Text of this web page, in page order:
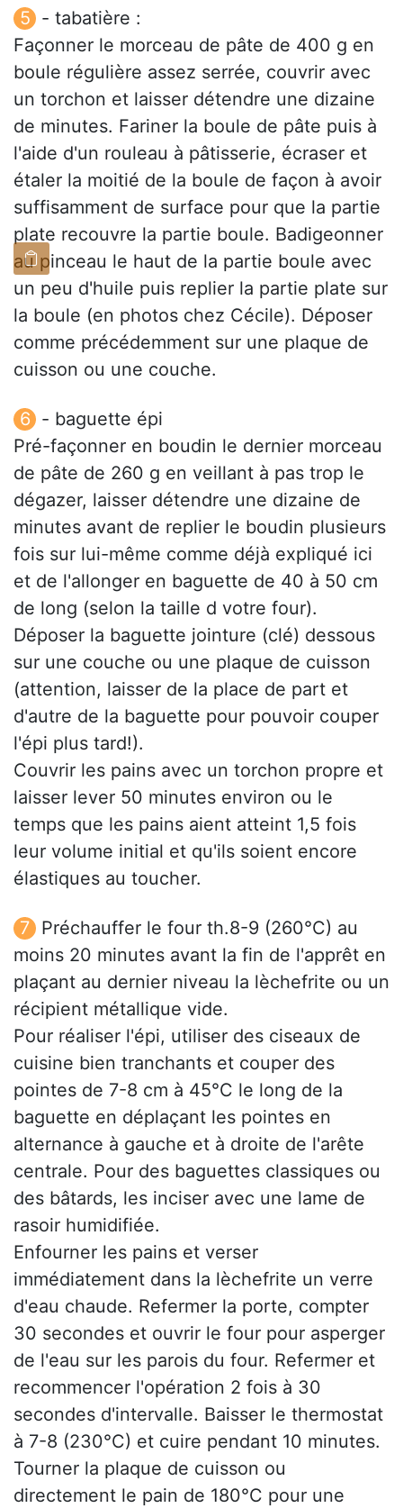
- tabatière :
Façonner le morceau de pâte de 400 g en
boule régulière assez serrée, couvrir avec
un torchon et laisser détendre une dizaine
de minutes. Fariner la boule de pâte puis à
l'aide d'un rouleau à pâtisserie, écraser et
étaler la moitié de la boule de façon à avoir
suffisamment de surface pour que la partie
plate recouvre la partie boule. Badigeonner
au pinceau le haut de la partie boule avec
un peu d'huile puis replier la partie plate sur
la boule (en photos chez Cécile). Déposer
comme précédemment sur une plaque de
cuisson ou une couche.
- baguette épi
Pré-façonner en boudin le dernier morceau
de pâte de 260 g en veillant à pas trop le
dégazer, laisser détendre une dizaine de
minutes avant de replier le boudin plusieurs
fois sur lui-même comme déjà expliqué ici
et de l'allonger en baguette de 40 à 50 cm
de long (selon la taille d votre four).
Déposer la baguette jointure (clé) dessous
sur une couche ou une plaque de cuisson
(attention, laisser de la place de part et
d'autre de la baguette pour pouvoir couper
l'épi plus tard!).
Couvrir les pains avec un torchon propre et
laisser lever 50 minutes environ ou le
temps que les pains aient atteint 1,5 fois
leur volume initial et qu'ils soient encore
élastiques au toucher.
Préchauffer le four th.8-9 (260°C) au
moins 20 minutes avant la fin de l'apprêt en
plaçant au dernier niveau la lèchefrite ou un
récipient métallique vide.
Pour réaliser l'épi, utiliser des ciseaux de
cuisine bien tranchants et couper des
pointes de 7-8 cm à 45°C le long de la
baguette en déplaçant les pointes en
alternance à gauche et à droite de l'arête
centrale. Pour des baguettes classiques ou
des bâtards, les inciser avec une lame de
rasoir humidifiée.
Enfourner les pains et verser
immédiatement dans la lèchefrite un verre
d'eau chaude. Refermer la porte, compter
30 secondes et ouvrir le four pour asperger
de l'eau sur les parois du four. Refermer et
recommencer l'opération 2 fois à 30
secondes d'intervalle. Baisser le thermostat
à 7-8 (230°C) et cuire pendant 10 minutes.
Tourner la plaque de cuisson ou
directement le pain de 180°C pour une